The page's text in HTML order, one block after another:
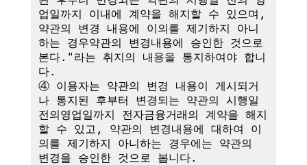
업일까지 이내에 계약을 해지할 수 있으며,
약관의 변경 내용에 이의를 제기하지 아니
하는 경우약관의 변경내용에 승인한 것으로
본다."라는 취지의 내용을 통지하여야 합니
다.
④ 이용자는 약관의 변경 내용이 게시되거
나 통지된 후부터 변경되는 약관의 시행일
전의영업일까지 전자금융거래의 계약을 해지
할 수 있고, 약관의 변경내용에 대하여 이
의를 제기하지 아니하는 경우에는 약관의
변경을 승인한 것으로 봅니다.